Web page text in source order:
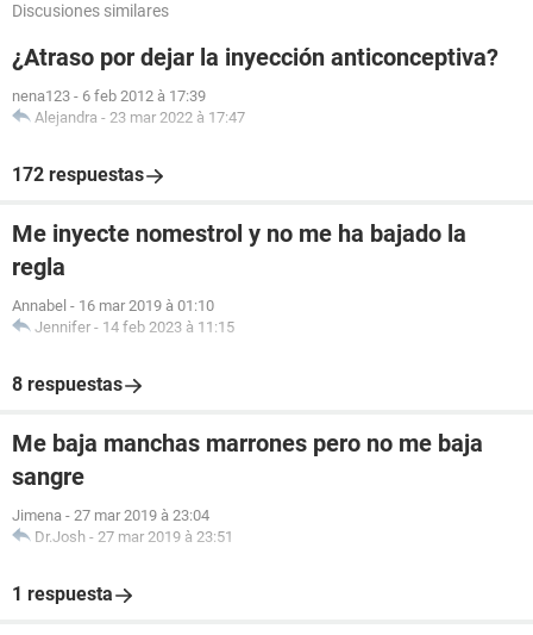
Discusiones similares
¿Atraso por dejar la inyección anticonceptiva?
nena123 - 6 feb 2012 à 17:39
Alejandra - 23 mar 2022 à 17:47
172 respuestas
Me inyecte nomestrol y no me ha bajado la
regla
Annabel - 16 mar 2019 à 01:10
Jennifer - 14 feb 2023 à 11:15
8 respuestas
Me baja manchas marrones pero no me baja
sangre
Jimena - 27 mar 2019 à 23:04
Dr.Josh - 27 mar 2019 à 23:51
1 respuesta